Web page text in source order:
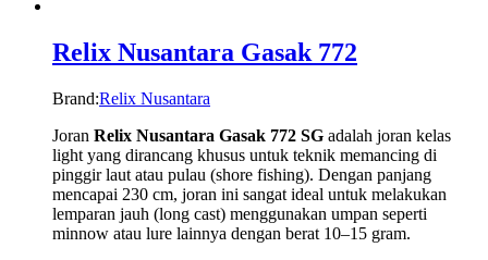
Relix Nusantara Gasak 772
Brand:Relix Nusantara
Joran Relix Nusantara Gasak 772 SG adalah joran kelas
light yang dirancang khusus untuk teknik memancing di
pinggir laut atau pulau (shore fishing). Dengan panjang
mencapai 230 cm, joran ini sangat ideal untuk melakukan
lemparan jauh (long cast) menggunakan umpan seperti
minnow atau lure lainnya dengan berat 10–15 gram.